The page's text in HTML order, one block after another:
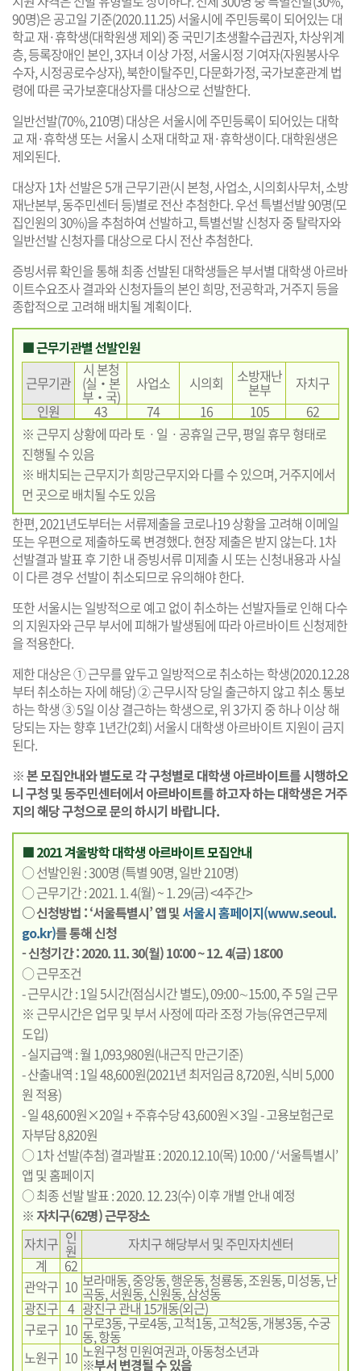
90명)은 공고일 기준(2020.11.25) 서울시에 주민등록이 되어있는 대
학교 재·휴학생(대학원생 제외) 중 국민기초생활수급권자, 차상위계
층, 등록장애인 본인, 3자녀 이상 가정, 서울시정 기여자(자원봉사우
수자, 시정공로수상자), 북한이탈주민, 다문화가정, 국가보훈관계 법
령에 따른 국가보훈대상자를 대상으로 선발한다.
일반선발(70%, 210명) 대상은 서울시에 주민등록이 되어있는 대학
교 재·휴학생 또는 서울시 소재 대학교 재·휴학생이다. 대학원생은
제외된다.
대상자 1차 선발은 5개 근무기관(시 본청, 사업소, 시의회사무처, 소방
재난본부, 동주민센터 등)별로 전산 추첨한다. 우선 특별선발 90명(모
집인원의 30%)을 추첨하여 선발하고, 특별선발 신청자 중 탈락자와
일반선발 신청자를 대상으로 다시 전산 추첨한다.
증빙서류 확인을 통해 최종 선발된 대학생들은 부서별 대학생 아르바
이트수요조사 결과와 신청자들의 본인 희망, 전공학과, 거주지 등을
종합적으로 고려해 배치될 계획이다.
■ 근무기관별 선발인원
근무기관
시 본청
(실‧본
부‧국)
사업소 시의회 소방재난
본부
자치구
인원
43 74 16 105
62
※ 근무지 상황에 따라 토ㆍ일ㆍ공휴일 근무, 평일 휴무 형태로
진행될 수 있음
※ 배치되는 근무지가 희망근무지와 다를 수 있으며, 거주지에서
먼 곳으로 배치될 수도 있음
한편, 2021년도부터는 서류제출을 코로나19 상황을 고려해 이메일
또는 우편으로 제출하도록 변경했다. 현장 제출은 받지 않는다. 1차
선발결과 발표 후 기한 내 증빙서류 미제출 시 또는 신청내용과 사실
이 다른 경우 선발이 취소되므로 유의해야 한다.
또한 서울시는 일방적으로 예고 없이 취소하는 선발자들로 인해 다수
의 지원자와 근무 부서에 피해가 발생됨에 따라 아르바이트 신청제한
을 적용한다.
제한 대상은 ① 근무를 앞두고 일방적으로 취소하는 학생(2020.12.28
부터 취소하는 자에 해당) ② 근무시작 당일 출근하지 않고 취소 통보
하는 학생 ③ 5일 이상 결근하는 학생으로, 위 3가지 중 하나 이상 해
당되는 자는 향후 1년간(2회) 서울시 대학생 아르바이트 지원이 금지
된다.
※ 본 모집안내와 별도로 각 구청별로 대학생 아르바이트를 시행하오
니 구청 및 동주민센터에서 아르바이트를 하고자 하는 대학생은 거주
지의 해당 구청으로 문의 하시기 바랍니다.
■ 2021 겨울방학 대학생 아르바이트 모집안내
○ 선발인원 : 300명 (특별 90명, 일반 210명)
○ 근무기간 : 2021. 1. 4(월) ~ 1. 29(금) <4주간>
○ 신청방법 : ‘서울특별시’ 앱 및서울시 홈페이지(www.seoul.
go.kr)를 통해 신청
- 신청기간 : 2020. 11. 30(월) 10:00 ~ 12. 4(금) 18:00
○ 근무조건
- 근무시간 : 1일 5시간(점심시간 별도), 09:00∼15:00, 주 5일 근무
※ 근무시간은 업무 및 부서 사정에 따라 조정 가능(유연근무제
도입)
- 실지급액 : 월 1,093,980원(내근직 만근기준)
- 산출내역 : 1일 48,600원(2021년 최저임금 8,720원, 식비 5,000
원 적용)
- 일 48,600원×20일 + 주휴수당 43,600원×3일 - 고용보험근로
자부담 8,820원
○ 1차 선발(추첨) 결과발표 : 2020.12.10(목) 10:00 / ‘서울특별시’
앱 및 홈페이지
○ 최종 선발 발표 : 2020. 12. 23(수) 이후 개별 안내 예정
※ 자치구(62명) 근무장소
자치구 인
원
자치구 해당부서 및 주민자치센터
계
62
관악구 10 보라매동, 중앙동, 행운동, 청룡동, 조원동, 미성동, 난
곡동, 서원동, 신원동, 삼성동
광진구 4 광진구 관내 15개동(외근)
구로구 10 구로3동, 구로4동, 고척1동, 고척2동, 개봉3동, 수궁
동, 항동
노원구 10 노원구청 민원여권과, 아동청소년과
※부서 변경될 수 있음